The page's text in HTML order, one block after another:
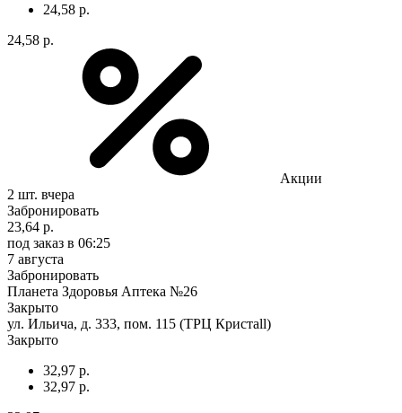
24,58 р.
24,58 р.
Акции
2 шт. вчера
Забронировать
23,64 р.
под заказ в 06:25
7 августа
Забронировать
Планета Здоровья Аптека №26
Закрыто
ул. Ильича, д. 333, пом. 115 (ТРЦ Кристаll)
Закрыто
32,97 р.
32,97 р.